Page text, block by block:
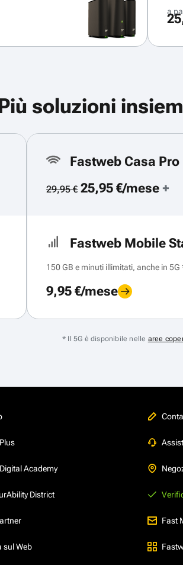
a
soluzioni
Fastweb Casa Pro
29,95 €25,95 €/mese +
Fastweb Mobile
150 GB e minuti illimitati, anche in 5G
9,95 €/mese
* Il 5G è disponibile nelle aree
Academy
District
sul Web
Fast